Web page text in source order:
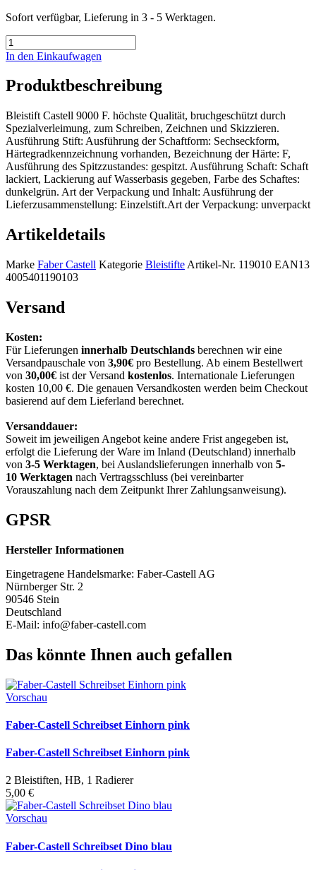
Sofort verfügbar, Lieferung in 3 - 5 Werktagen.
In den Einkaufwagen
Produktbeschreibung
Bleistift Castell 9000 F. höchste Qualität, bruchgeschützt durch
Spezialverleimung, zum Schreiben, Zeichnen und Skizzieren.
Ausführung Stift: Ausführung der Schaftform: Sechseckform,
Härtegradkennzeichnung vorhanden, Bezeichnung der Härte: F,
Ausführung des Spitzzustandes: gespitzt. Ausführung Schaft: Schaft
lackiert, Lackierung auf Wasserbasis gegeben, Farbe des Schaftes:
dunkelgrün. Art der Verpackung und Inhalt: Ausführung der
Lieferzusammenstellung: Einzelstift.Art der Verpackung: unverpackt
Artikeldetails
Marke Faber Castell Kategorie Bleistifte Artikel-Nr. 119010 EAN13
4005401190103
Versand
Kosten:
Für Lieferungen innerhalb Deutschlands berechnen wir eine
Versandpauschale von 3,90€ pro Bestellung. Ab einem Bestellwert
von 30,00€ ist der Versand kostenlos. Internationale Lieferungen
kosten 10,00 €. Die genauen Versandkosten werden beim Checkout
basierend auf dem Lieferland berechnet.
Versanddauer:
Soweit im jeweiligen Angebot keine andere Frist angegeben ist,
erfolgt die Lieferung der Ware im Inland (Deutschland) innerhalb
von 3-5 Werktagen, bei Auslandslieferungen innerhalb von 5-
10 Werktagen nach Vertragsschluss (bei vereinbarter
Vorauszahlung nach dem Zeitpunkt Ihrer Zahlungsanweisung).
GPSR
Hersteller Informationen
Eingetragene Handelsmarke: Faber-Castell AG
Nürnberger Str. 2
90546 Stein
Deutschland
E-Mail: info@faber-castell.com
Das könnte Ihnen auch gefallen
Vorschau
Faber-Castell Schreibset Einhorn pink
Faber-Castell Schreibset Einhorn pink
2 Bleistiften, HB, 1 Radierer
5,00 €
Vorschau
Faber-Castell Schreibset Dino blau